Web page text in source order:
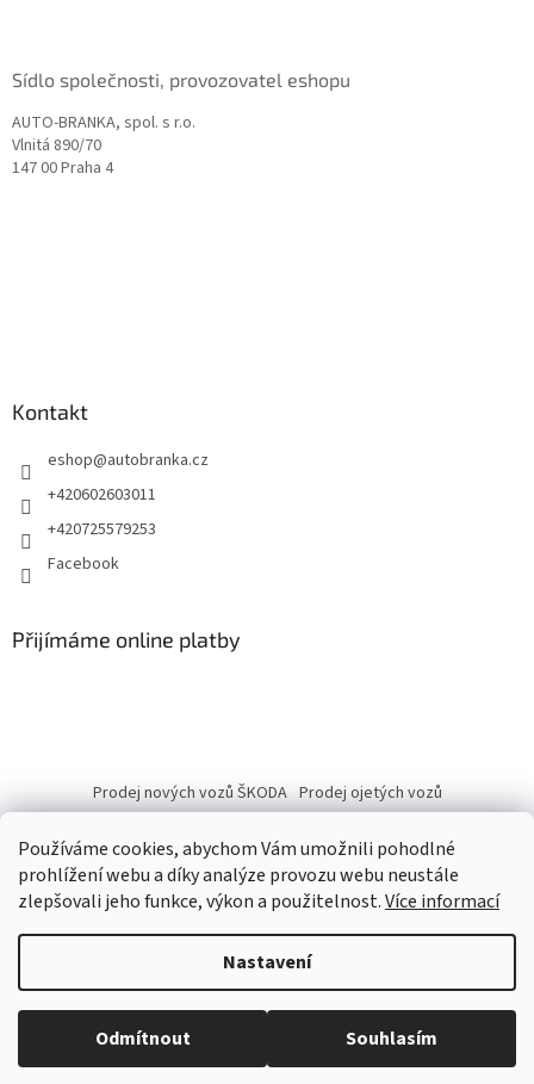
Používáme cookies, abychom Vám umožnili pohodlné
prohlížení webu a díky analýze provozu webu neustále
zlepšovali jeho funkce, výkon a použitelnost.Více informací
Nastavení
Odmítnout Souhlasím
Sídlo společnosti, provozovatel eshopu
AUTO-BRANKA, spol. s r.o.
Vlnitá 890/70
147 00 Praha 4
Kontakt
eshop@autobranka.cz
+420602603011
+420725579253
Facebook
Přijímáme online platby
Prodej nových vozů ŠKODA Prodej ojetých vozů
Copyright 2026eshop.autobranka.cz. Všechna práva vyhrazena.
Upravit nastavení cookies